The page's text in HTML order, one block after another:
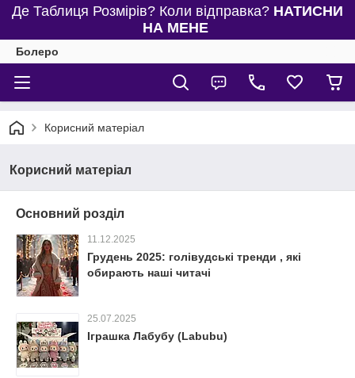
Де Таблиця Розмірів? Коли відправка? НАТИСНИ
НА МЕНЕ
Болеро
Корисний матеріал
Корисний матеріал
Основний розділ
11.12.2025
Грудень 2025: голівудські тренди , які
обирають наші читачі
25.07.2025
Іграшка Лабубу (Labubu)